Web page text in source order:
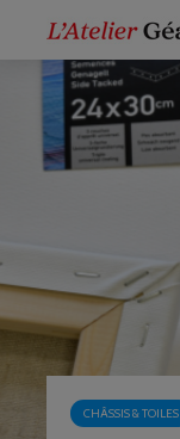
CHÂSSIS & TOILES